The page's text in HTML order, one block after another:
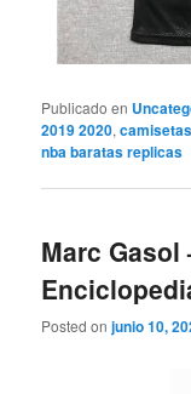
Publicado en
2019 2020,
nba baratas replicas
Marc Gasol
Posted onjunio 10,